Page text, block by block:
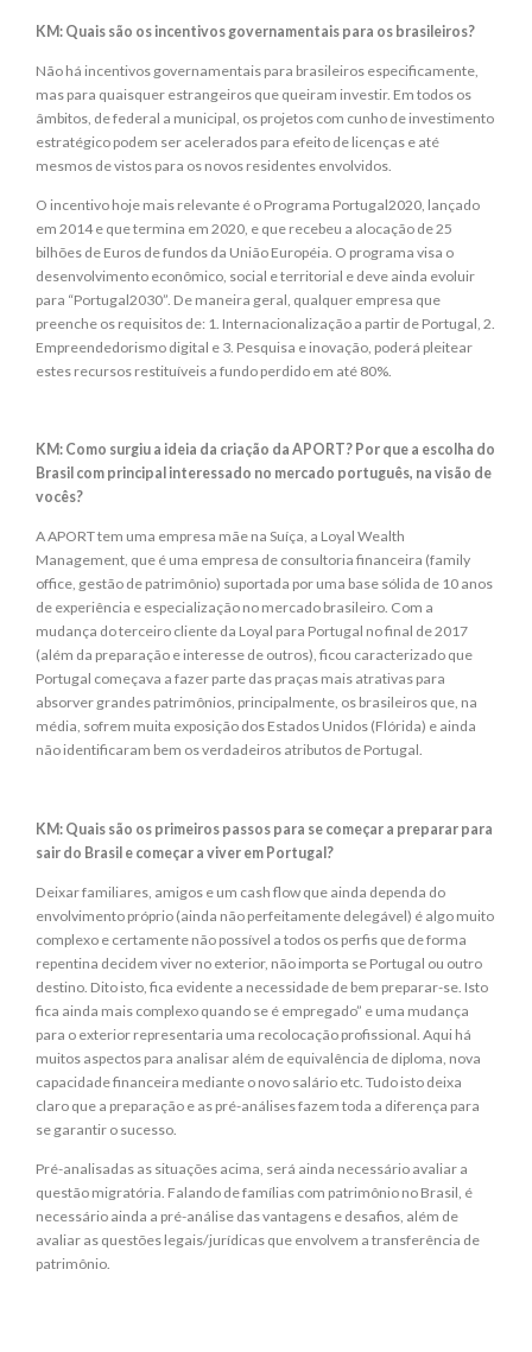
KM: Quais são os incentivos governamentais para os brasileiros?
Não há incentivos governamentais para brasileiros especificamente,
mas para quaisquer estrangeiros que queiram investir. Em todos os
âmbitos, de federal a municipal, os projetos com cunho de investimento
estratégico podem ser acelerados para efeito de licenças e até
mesmos de vistos para os novos residentes envolvidos.
O incentivo hoje mais relevante é o Programa Portugal2020, lançado
em 2014 e que termina em 2020, e que recebeu a alocação de 25
bilhões de Euros de fundos da União Européia. O programa visa o
desenvolvimento econômico, social e territorial e deve ainda evoluir
para “Portugal2030”. De maneira geral, qualquer empresa que
preenche os requisitos de: 1. Internacionalização a partir de Portugal, 2.
Empreendedorismo digital e 3. Pesquisa e inovação, poderá pleitear
estes recursos restituíveis a fundo perdido em até 80%.
KM: Como surgiu a ideia da criação da APORT? Por que a escolha do
Brasil com principal interessado no mercado português, na visão de
vocês?
A APORT tem uma empresa mãe na Suíça, a Loyal Wealth
Management, que é uma empresa de consultoria financeira (family
office, gestão de patrimônio) suportada por uma base sólida de 10 anos
de experiência e especialização no mercado brasileiro. Com a
mudança do terceiro cliente da Loyal para Portugal no final de 2017
(além da preparação e interesse de outros), ficou caracterizado que
Portugal começava a fazer parte das praças mais atrativas para
absorver grandes patrimônios, principalmente, os brasileiros que, na
média, sofrem muita exposição dos Estados Unidos (Flórida) e ainda
não identificaram bem os verdadeiros atributos de Portugal.
KM: Quais são os primeiros passos para se começar a preparar para
sair do Brasil e começar a viver em Portugal?
Deixar familiares, amigos e um cash flow que ainda dependa do
envolvimento próprio (ainda não perfeitamente delegável) é algo muito
complexo e certamente não possível a todos os perfis que de forma
repentina decidem viver no exterior, não importa se Portugal ou outro
destino. Dito isto, fica evidente a necessidade de bem preparar-se. Isto
fica ainda mais complexo quando se é empregado” e uma mudança
para o exterior representaria uma recolocação profissional. Aqui há
muitos aspectos para analisar além de equivalência de diploma, nova
capacidade financeira mediante o novo salário etc. Tudo isto deixa
claro que a preparação e as pré-análises fazem toda a diferença para
se garantir o sucesso.
Pré-analisadas as situações acima, será ainda necessário avaliar a
questão migratória. Falando de famílias com patrimônio no Brasil, é
necessário ainda a pré-análise das vantagens e desafios, além de
avaliar as questões legais/jurídicas que envolvem a transferência de
patrimônio.